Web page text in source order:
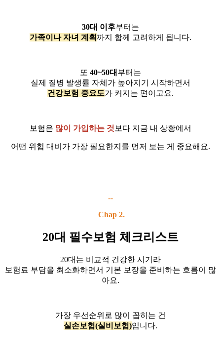
30대 이후부터는
가족이나 자녀 계획 까지 함께 고려하게 됩니다.
또 40~50대 부터는
실제 질병 발생률 자체가 높아지기 시작하면서
건강보험 중요도가 커지는 편이고요.
보험은 많이 가입하는 것보다 지금 내 상황에서
어떤 위험 대비가 가장 필요한지를 먼저 보는 게 중요해요.
--
Chap 2.
20대 필수보험 체크리스트
20대는 비교적 건강한 시기라
보험료 부담을 최소화하면서 기본 보장을 준비하는 흐름이 많
아요.
가장 우선순위로 많이 꼽히는 건
실손보험(실비보험)입니다.